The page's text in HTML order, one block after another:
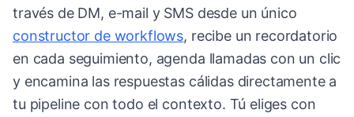
través de DM, e-mail y SMS desde un único
constructor de workflows, recibe un recordatorio
en cada seguimiento, agenda llamadas con un clic
y encamina las respuestas cálidas directamente a
tu pipeline con todo el contexto. Tú eliges con